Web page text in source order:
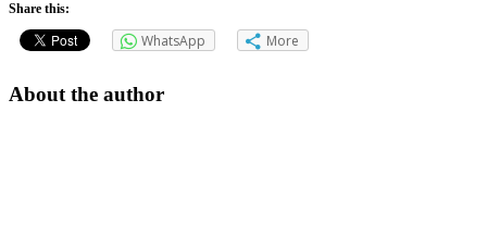
Share this:
WhatsApp More
About the author